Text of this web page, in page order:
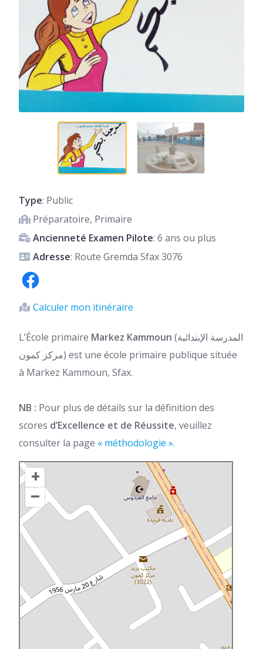
Type: Public
Préparatoire, Primaire
Ancienneté Examen Pilote: 6 ans ou plus
Adresse: Route Gremda Sfax 3076
Calculer mon itinéraire
L’École primaire Markez Kammoun (المدرسة الإبتدائية
مركز كمون) est une école primaire publique située
à Markez Kammoun, Sfax.
NB : Pour plus de détails sur la définition des
scores d’Excellence et de Réussite, veuillez
consulter la page « méthodologie ».
+
–